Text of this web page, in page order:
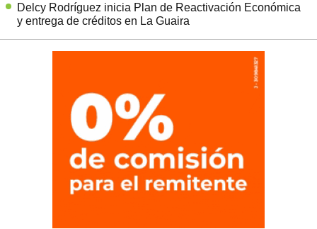
Delcy Rodríguez inicia Plan de Reactivación Económica
y entrega de créditos en La Guaira